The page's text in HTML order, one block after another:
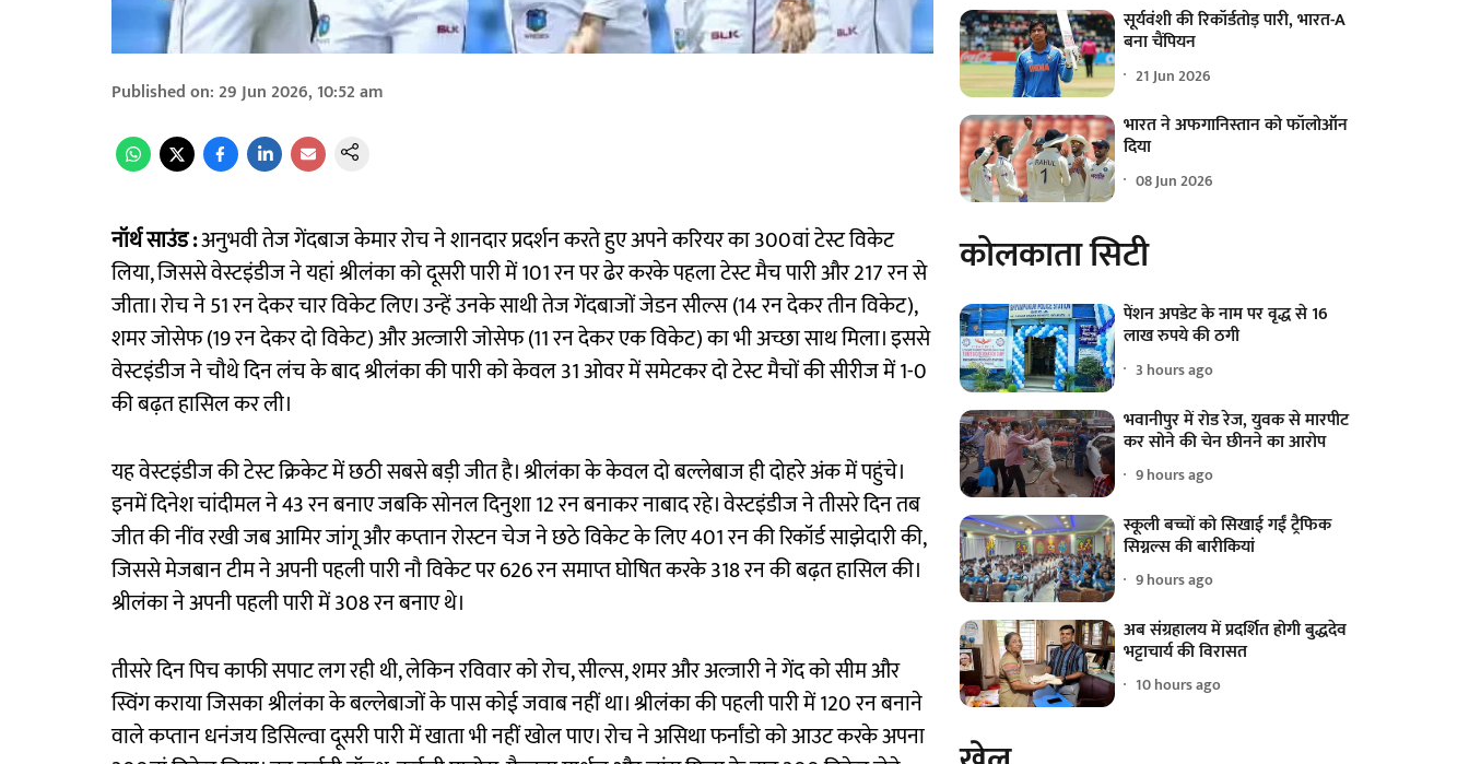
Published on:29 Jun 2026, 10:52 am
नॉर्थ साउंड :अनुभवी तेज गेंदबाज केमार रोच ने शानदार प्रदर्शन करते हुए अपने करियर का 300वां टेस्ट विकेट
लिया, जिससे वेस्टइंडीज ने यहां श्रीलंका को दूसरी पारी में 101 रन पर ढेर करके पहला टेस्ट मैच पारी और 217 रन से
जीता। रोच ने 51 रन देकर चार विकेट लिए। उन्हें उनके साथी तेज गेंदबाजों जेडन सील्स (14 रन देकर तीन विकेट),
शमर जोसेफ (19 रन देकर दो विकेट) और अल्जारी जोसेफ (11 रन देकर एक विकेट) का भी अच्छा साथ मिला। इससे
वेस्टइंडीज ने चौथे दिन लंच के बाद श्रीलंका की पारी को केवल 31 ओवर में समेटकर दो टेस्ट मैचों की सीरीज में 1-0
की बढ़त हासिल कर ली।
यह वेस्टइंडीज की टेस्ट क्रिकेट में छठी सबसे बड़ी जीत है। श्रीलंका के केवल दो बल्लेबाज ही दोहरे अंक में पहुंचे।
इनमें दिनेश चांदीमल ने 43 रन बनाए जबकि सोनल दिनुशा 12 रन बनाकर नाबाद रहे। वेस्टइंडीज ने तीसरे दिन तब
जीत की नींव रखी जब आमिर जांगू और कप्तान रोस्टन चेज ने छठे विकेट के लिए 401 रन की रिकॉर्ड साझेदारी की,
जिससे मेजबान टीम ने अपनी पहली पारी नौ विकेट पर 626 रन समाप्त घोषित करके 318 रन की बढ़त हासिल की।
श्रीलंका ने अपनी पहली पारी में 308 रन बनाए थे।
तीसरे दिन पिच काफी सपाट लग रही थी, लेकिन रविवार को रोच, सील्स, शमर और अल्जारी ने गेंद को सीम और
स्विंग कराया जिसका श्रीलंका के बल्लेबाजों के पास कोई जवाब नहीं था। श्रीलंका की पहली पारी में 120 रन बनाने
वाले कप्तान धनंजय डिसिल्वा दूसरी पारी में खाता भी नहीं खोल पाए। रोच ने असिथा फर्नांडो को आउट करके अपना
सूर्यवंशी की रिकॉर्डतोड़ पारी, भारत-A
बना चैंपियन
21 Jun 2026
भारत ने अफगानिस्तान को फॉलोऑन
दिया
08 Jun 2026
कोलकाता सिटी
पेंशन अपडेट के नाम पर वृद्ध से 16
लाख रुपये की ठगी
3 hours ago
भवानीपुर में रोड रेज, युवक से मारपीट
कर सोने की चेन छीनने का आरोप
9 hours ago
स्कूली बच्चों को सिखाई गईं ट्रैफिक
सिग्नल्स की बारीकियां
9 hours ago
अब संग्रहालय में प्रदर्शित होगी बुद्धदेव
भट्टाचार्य की विरासत
10 hours ago